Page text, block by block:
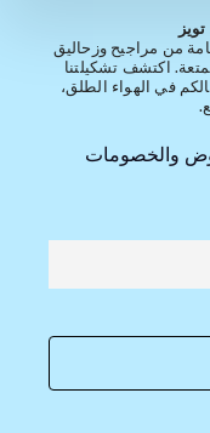
من مراجيح وزحاليق
اكتشف تشكيلتنا
في الهواء الطلق،
والخصومات